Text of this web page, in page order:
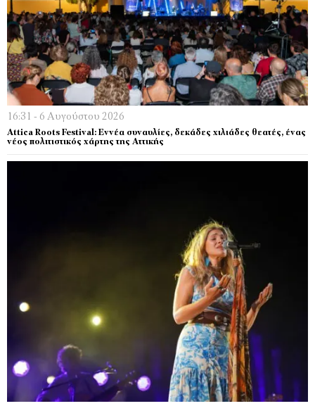
16:31 - 6 Αυγούστου 2026
Attica Roots Festival: Εννέα συναυλίες, δεκάδες χιλιάδες θεατές, ένας
νέος πολιτιστικός χάρτης της Αττικής